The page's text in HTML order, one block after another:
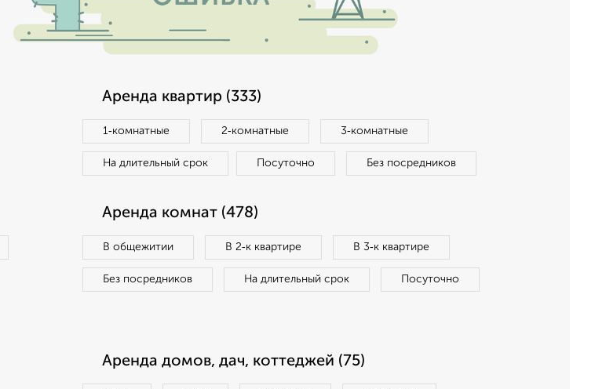
Аренда квартир (333)
1‑комнатные 2‑комнатные 3‑комнатные
На длительный срок Посуточно Без посредников
Аренда комнат (478)
В общежитии В 2‑к квартире В 3‑к квартире
Без посредников На длительный срок Посуточно
Аренда домов, дач, коттеджей (75)